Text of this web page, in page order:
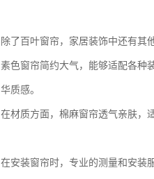
除了百叶窗帘，家居装饰中还有其
素色窗帘简约大气，能够适配各种
华质感。
在材质方面，棉麻窗帘透气亲肤，
在安装窗帘时，专业的测量和安装